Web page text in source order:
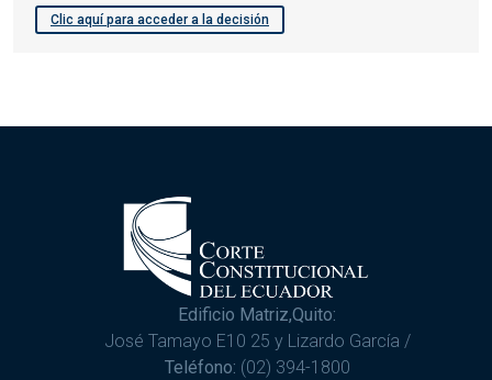
Clic aquí para acceder a la decisión
Edificio Matriz,Quito:
José Tamayo E10 25 y Lizardo García /
Teléfono: (02) 394-1800